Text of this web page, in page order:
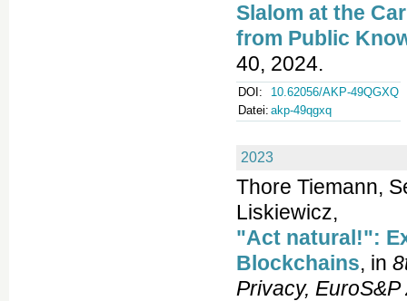
Slalom at the
from Public
40, 2024.
DOI:
10.62056/AKP-49QGXQ
Datei: akp-49qgxq
2023
Thore Tiemann,
Liskiewicz,
"Act natural!":
Blockchains, in
Privacy, EuroS&P